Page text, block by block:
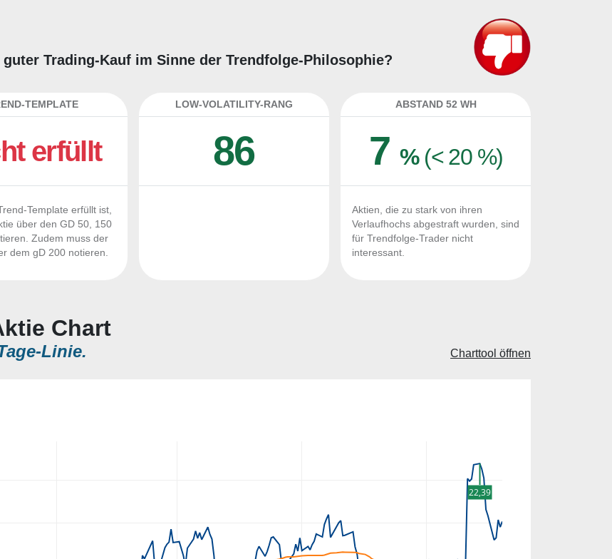
Trading-Kauf im Sinne der Trendfolge-Philosophie?
TEMPLATE
erfüllt
Template erfüllt ist,
über den GD 50, 150
Zudem muss der
dem gD 200 notieren.
LOW-VOLATILITY-RANG
86
ABSTAND 52 WH
7% (< 20 %)
Aktien, die zu stark von ihren
Verlaufhochs abgestraft wurden, sind
für Trendfolge-Trader nicht
interessant.
Chart
Linie. Charttool öffnen
22,39